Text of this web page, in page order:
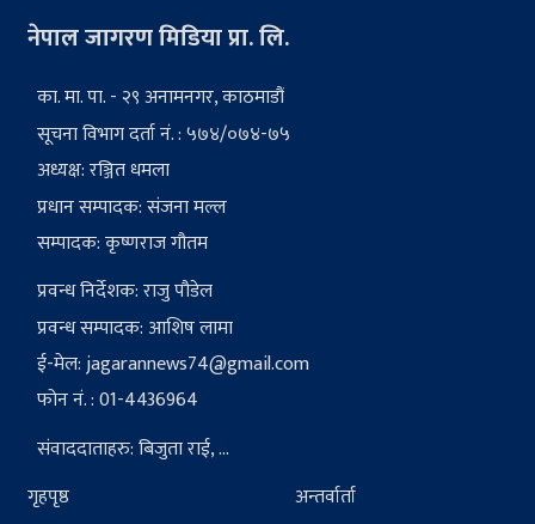
नेपाल जागरण मिडिया प्रा. लि.
का. मा. पा. - २९ अनामनगर, काठमाडौं
सूचना विभाग दर्ता नं. : ५७४/०७४-७५
अध्यक्ष: रञ्जित धमला
प्रधान सम्पादक: संजना मल्ल
सम्पादक: कृष्णराज गौतम
प्रवन्ध निर्देशक: राजु पौडेल
प्रवन्ध सम्पादक: आशिष लामा
ई-मेल:jagarannews74@gmail.com
फोन नं. : 01-4436964
संवाददाताहरु: बिजुता राई, ...
गृहपृष्ठ
अन्तर्वार्ता